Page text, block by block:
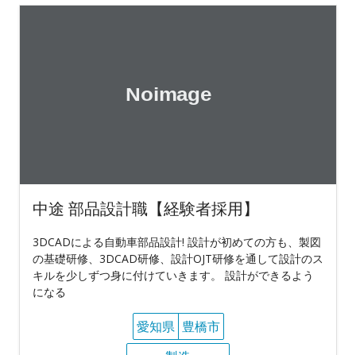
中途 部品設計職【経験者採用】
3DCADによる自動車部品設計! 設計が初めての方も、製図
の基礎研修、3DCAD研修、設計OJT研修を通して設計のス
キルを少しずつ身に付けていきます。 設計ができるよう
になる
愛知県 豊橋市